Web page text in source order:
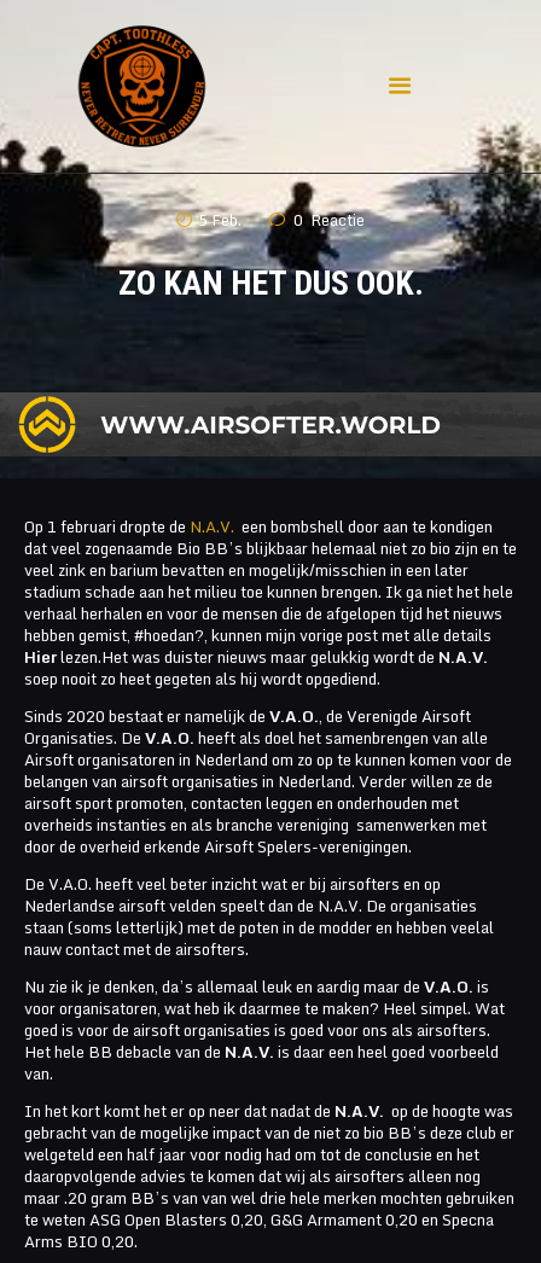
5 Feb. 0 Reactie
ZO KAN HET DUS OOK.
HOME
WAT IS AIRSOFT
DISCLAIMER
CONTACT
PRIVACY
Op 1 februari dropte de N.A.V. een bombshell door aan te kondigen
dat veel zogenaamde Bio BB’s blijkbaar helemaal niet zo bio zijn en te
veel zink en barium bevatten en mogelijk/misschien in een later
stadium schade aan het milieu toe kunnen brengen. Ik ga niet het hele
verhaal herhalen en voor de mensen die de afgelopen tijd het nieuws
hebben gemist, #hoedan?, kunnen mijn vorige post met alle details
Hierlezen.Het was duister nieuws maar gelukkig wordt de N.A.V.
soep nooit zo heet gegeten als hij wordt opgediend.
Sinds 2020 bestaat er namelijk deV.A.O., de Verenigde Airsoft
Organisaties. DeV.A.O.heeft als doel het samenbrengen van alle
Airsoft organisatoren in Nederland om zo op te kunnen komen voor de
belangen van airsoft organisaties in Nederland. Verder willen ze de
airsoft sport promoten, contacten leggen en onderhouden met
overheids instanties en als branche vereniging samenwerken met
door de overheid erkende Airsoft Spelers-verenigingen.
De V.A.O. heeft veel beter inzicht wat er bij airsofters en op
Nederlandse airsoft velden speelt dan de N.A.V. De organisaties
staan (soms letterlijk) met de poten in de modder en hebben veelal
nauw contact met de airsofters.
Nu zie ik je denken, da’s allemaal leuk en aardig maar deV.A.O.is
voor organisatoren, wat heb ik daarmee te maken? Heel simpel. Wat
goed is voor de airsoft organisaties is goed voor ons als airsofters.
Het hele BB debacle van de N.A.V.is daar een heel goed voorbeeld
van.
In het kort komt het er op neer dat nadat de N.A.V. op de hoogte was
gebracht van de mogelijke impact van de niet zo bio BB’s deze club er
welgeteld een half jaar voor nodig had om tot de conclusie en het
daaropvolgende advies te komen dat wij als airsofters alleen nog
maar .20 gram BB’s van van wel drie hele merken mochten gebruiken
te weten ASG Open Blasters 0,20, G&G Armament 0,20 en Specna
Arms BIO 0,20.